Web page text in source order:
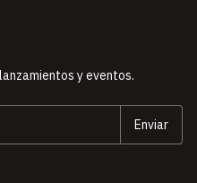
y eventos.